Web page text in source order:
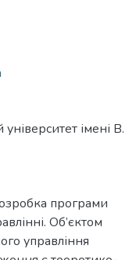
імені В.
програми
Об’єктом
управління